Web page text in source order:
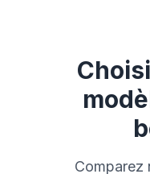
Comparez